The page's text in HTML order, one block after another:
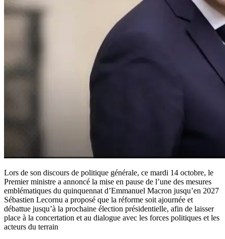
Lors de son discours de politique générale, ce mardi 14 octobre, le
Premier ministre a annoncé la mise en pause de l’une des mesures
emblématiques du quinquennat d’Emmanuel Macron jusqu’en 2027
Sébastien Lecornu a proposé que la réforme soit ajournée et
débattue jusqu’à la prochaine élection présidentielle, afin de laisser
place à la concertation et au dialogue avec les forces politiques et les
acteurs du terrain